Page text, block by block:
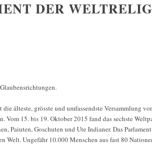
DER
älteste, grösste und umfassendste Versammlung
Vom 15. bis 19. Oktober 2015 fand das sechste
Paiuten, Goschuten und Ute Indianer. Das
Welt. Ungefähr 10.000 Menschen aus fast 80